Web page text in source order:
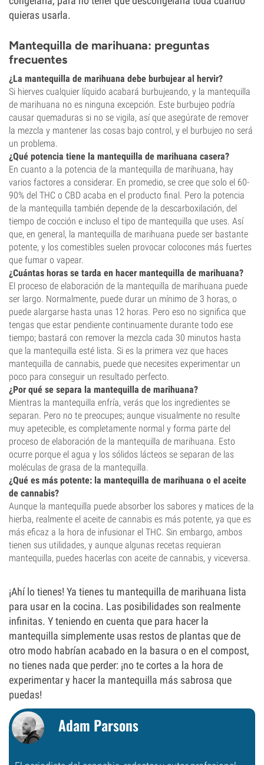
quieras usarla.
Mantequilla de marihuana: preguntas
frecuentes
¿La mantequilla de marihuana debe burbujear al hervir?
Si hierves cualquier líquido acabará burbujeando, y la mantequilla
de marihuana no es ninguna excepción. Este burbujeo podría
causar quemaduras si no se vigila, así que asegúrate de remover
la mezcla y mantener las cosas bajo control, y el burbujeo no será
un problema.
¿Qué potencia tiene la mantequilla de marihuana casera?
En cuanto a la potencia de la mantequilla de marihuana, hay
varios factores a considerar. En promedio, se cree que solo el 60-
90% del THC o CBD acaba en el producto final. Pero la potencia
de la mantequilla también depende de la descarboxilación, del
tiempo de cocción e incluso el tipo de mantequilla que uses. Así
que, en general, la mantequilla de marihuana puede ser bastante
potente, y los comestibles suelen provocar colocones más fuertes
que fumar o vapear.
¿Cuántas horas se tarda en hacer mantequilla de marihuana?
El proceso de elaboración de la mantequilla de marihuana puede
ser largo. Normalmente, puede durar un mínimo de 3 horas, o
puede alargarse hasta unas 12 horas. Pero eso no significa que
tengas que estar pendiente continuamente durante todo ese
tiempo; bastará con remover la mezcla cada 30 minutos hasta
que la mantequilla esté lista. Si es la primera vez que haces
mantequilla de cannabis, puede que necesites experimentar un
poco para conseguir un resultado perfecto.
¿Por qué se separa la mantequilla de marihuana?
Mientras la mantequilla enfría, verás que los ingredientes se
separan. Pero no te preocupes; aunque visualmente no resulte
muy apetecible, es completamente normal y forma parte del
proceso de elaboración de la mantequilla de marihuana. Esto
ocurre porque el agua y los sólidos lácteos se separan de las
moléculas de grasa de la mantequilla.
¿Qué es más potente: la mantequilla de marihuana o el aceite
de cannabis?
Aunque la mantequilla puede absorber los sabores y matices de la
hierba, realmente el aceite de cannabis es más potente, ya que es
más eficaz a la hora de infusionar el THC. Sin embargo, ambos
tienen sus utilidades, y aunque algunas recetas requieran
mantequilla, puedes hacerlas con aceite de cannabis, y viceversa.
¡Ahí lo tienes! Ya tienes tu mantequilla de marihuana lista
para usar en la cocina. Las posibilidades son realmente
infinitas. Y teniendo en cuenta que para hacer la
mantequilla simplemente usas restos de plantas que de
otro modo habrían acabado en la basura o en el compost,
no tienes nada que perder: ¡no te cortes a la hora de
experimentar y hacer la mantequilla más sabrosa que
puedas!
Adam Parsons